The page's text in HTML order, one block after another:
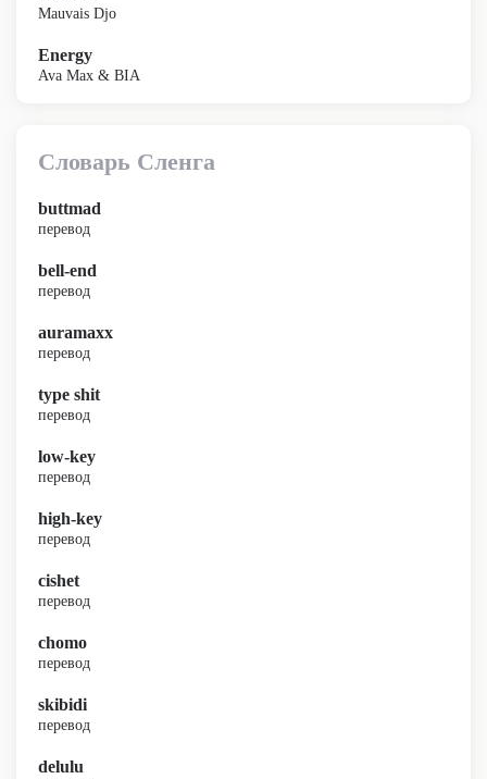
Mauvais Djo
Energy
Ava Max & BIA
Словарь Сленга
buttmad
перевод
bell-end
перевод
auramaxx
перевод
type shit
перевод
low-key
перевод
high-key
перевод
cishet
перевод
chomo
перевод
skibidi
перевод
delulu